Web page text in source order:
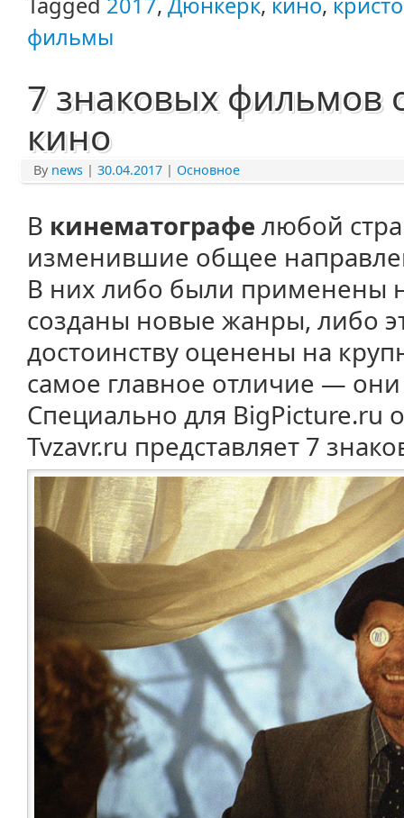
фильмы
7 знаковых фильмов
кино
By news | 30.04.2017 | Основное
В кинематографе любой
изменившие общее
В них либо были применены
созданы новые жанры, либо
достоинству оценены на
самое главное отличие —
Специально для BigPicture.ru
Tvzavr.ru представляет 7